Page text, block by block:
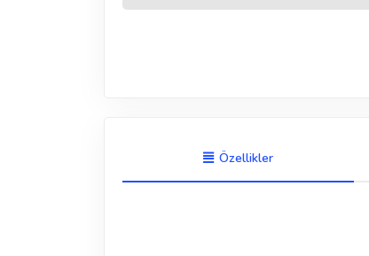
Özellikler